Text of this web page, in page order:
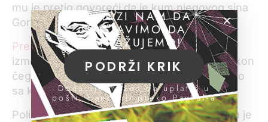
mu je pretio govoreći da je kum njegovog sina
Gorana ministar policije Nebojša Stefanović.
Prema Pejovićevim rečima , verbalni sukob
između njih dvojice prerastao je u fizički, nakon
čega je Papić pozvao sina koji je ubrzo došao
sa kolegom.
Policajci su ga, tvrdi Pejović, pretukli, a zatim je
POMOZI NAM DA
NASTAVIMO DA
ISTRAŽUJEMO!
PODRŽI KRIK
Donacije možeš da uplatiš u
pošti, banci ili preko PayPal-a